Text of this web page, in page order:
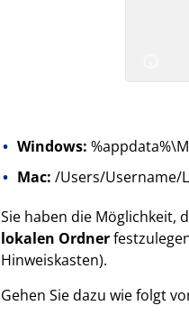
Windows:
Mac: /Users/Username/
Sie haben die Möglichkeit,
lokalen Ordner
Hinweiskasten).
Gehen Sie dazu wie folgt